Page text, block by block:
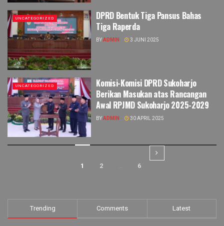
UNCATEGORIZED
DPRD Bentuk Tiga Pansus Bahas
Tiga Raperda
BYADMIN 3 JUNI 2025
UNCATEGORIZED
Komisi-Komisi DPRD Sukoharjo
Berikan Masukan atas Rancangan
Awal RPJMD Sukoharjo 2025-2029
BYADMIN 30 APRIL 2025
1 2 6
Trending Comments Latest